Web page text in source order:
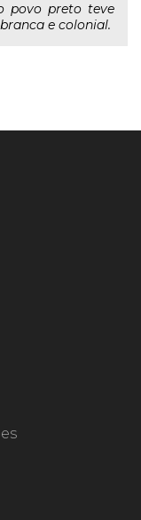
povo preto teve
e colonial.